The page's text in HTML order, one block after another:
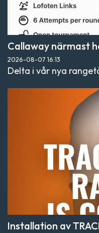
Callaway närmast
2026-08-07 16:13
Delta i vår nya
Installation av